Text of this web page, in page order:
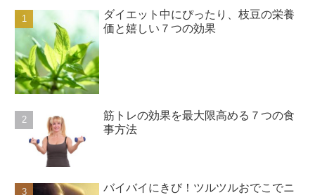
ダイエット中にぴったり、枝豆の栄養
価と嬉しい７つの効果
筋トレの効果を最大限高める７つの食
事方法
バイバイにきび！ツルツルおでこでニ